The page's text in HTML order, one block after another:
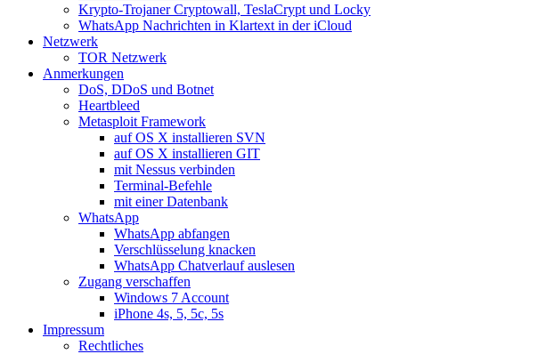
Krypto-Trojaner Cryptowall, TeslaCrypt und Locky
WhatsApp Nachrichten in Klartext in der iCloud
Netzwerk
TOR Netzwerk
Anmerkungen
DoS, DDoS und Botnet
Heartbleed
Metasploit Framework
auf OS X installieren SVN
auf OS X installieren GIT
mit Nessus verbinden
Terminal-Befehle
mit einer Datenbank
WhatsApp
WhatsApp abfangen
Verschlüsselung knacken
WhatsApp Chatverlauf auslesen
Zugang verschaffen
Windows 7 Account
iPhone 4s, 5, 5c, 5s
Impressum
Rechtliches